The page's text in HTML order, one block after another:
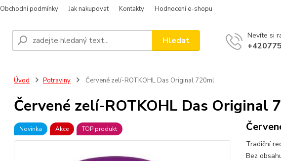
Obchodní podmínky Jak nakupovat Kontakty Hodnocení e-shopu
Hledat Nevíte si
Úvod Potraviny Červené zelí-ROTKOHL Das Original 720ml
Červené zelí-ROTKOHL Das Original
Novinka Akce TOP produkt
Tradiční
Bez